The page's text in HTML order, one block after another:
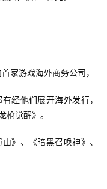
家游戏海外商务公司，
经他们展开海外发行，
枪觉醒》。
》、《暗黑召唤神》、